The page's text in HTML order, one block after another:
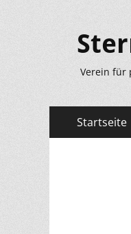
Verein für
Primäres
Menü
Inhalt
Startseite